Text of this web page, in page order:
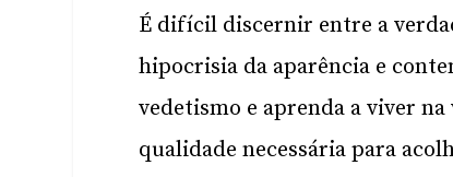
É difícil discernir entre a
hipocrisia da aparência e
vedetismo e aprenda a viver
qualidade necessária para